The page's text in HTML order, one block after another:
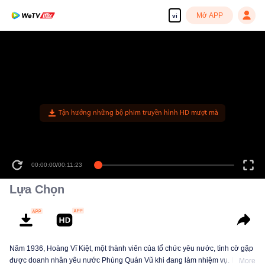
vi Mở APP
Tận hưởng những bộ phim truyền hình HD mượt mà
00:00:00/00:11:23
Lựa Chọn
Năm 1936, Hoàng Vĩ Kiệt, một thành viên của tổ chức yêu nước, tình cờ gặp
được doanh nhân yêu nước Phùng Quán Vũ khi đang làm nhiệm vụ. HaiMore